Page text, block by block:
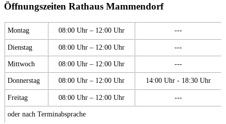
Öffnungszeiten Rathaus Mammendorf
Montag 08:00 Uhr – 12:00 Uhr ---
Dienstag 08:00 Uhr – 12:00 Uhr ---
Mittwoch 08:00 Uhr – 12:00 Uhr ---
Donnerstag 08:00 Uhr – 12:00 Uhr 14:00 Uhr - 18:30 Uhr
Freitag 08:00 Uhr – 12:00 Uhr ---
oder nach Terminabsprache